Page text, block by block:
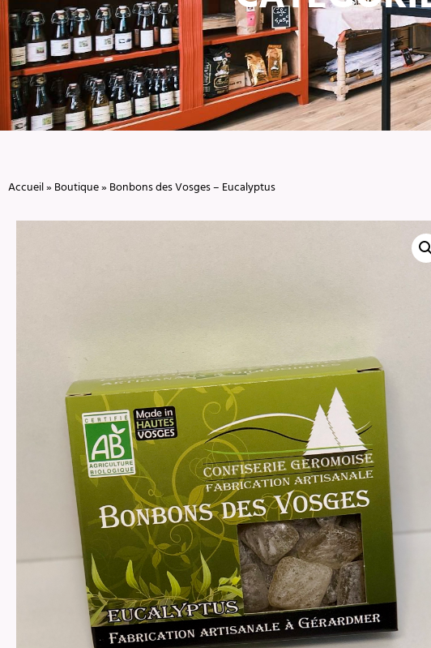
Accueil» Boutique» Bonbons des Vosges – Eucalyptus